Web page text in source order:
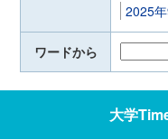
2025
ワードから
大学